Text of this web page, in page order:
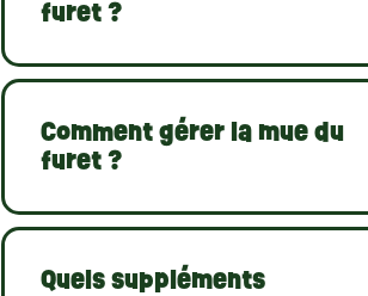
furet ?
Comment gérer la mue du
furet ?
Quels suppléments